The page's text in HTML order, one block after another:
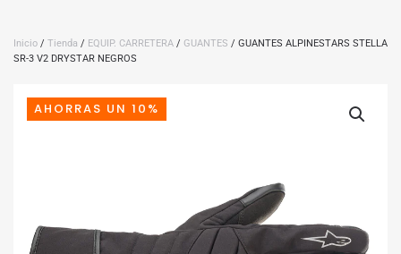
Inicio / Tienda / EQUIP. CARRETERA / GUANTES / GUANTES ALPINESTARS STELLA
SR-3 V2 DRYSTAR NEGROS
AHORRAS UN 10%